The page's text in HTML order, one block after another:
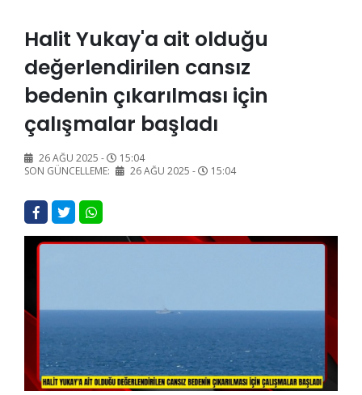
Halit Yukay'a ait olduğu
değerlendirilen cansız
bedenin çıkarılması için
çalışmalar başladı
26 AĞU 2025 -
15:04
SON GÜNCELLEME:
26 AĞU 2025 - 15:04